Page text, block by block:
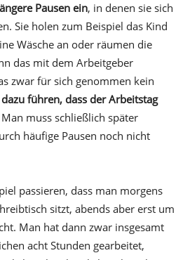
Pausen ein, in denen sie sich
Sie holen zum Beispiel das Kind
Wäsche an oder räumen die
das mit dem Arbeitgeber
zwar für sich genommen kein
führen, dass der Arbeitstag
muss schließlich später
häufige Pausen noch nicht
passieren, dass man morgens
sitzt, abends aber erst um
Man hat dann zwar insgesamt
acht Stunden gearbeitet,